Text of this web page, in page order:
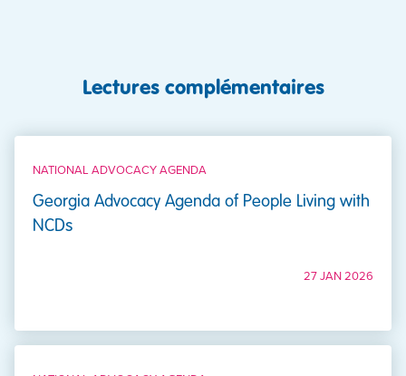
Lectures complémentaires
NATIONAL ADVOCACY AGENDA
Georgia Advocacy Agenda of People Living with
NCDs
27 JAN 2026